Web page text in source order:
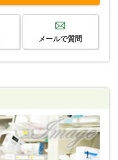
メールで質問